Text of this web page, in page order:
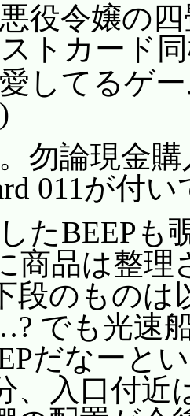
役令嬢の
トカード
してるゲ
勿論現金
011が付
たBEEPも
商品は整理
段のもの
でも光速
だなーと
、入口付